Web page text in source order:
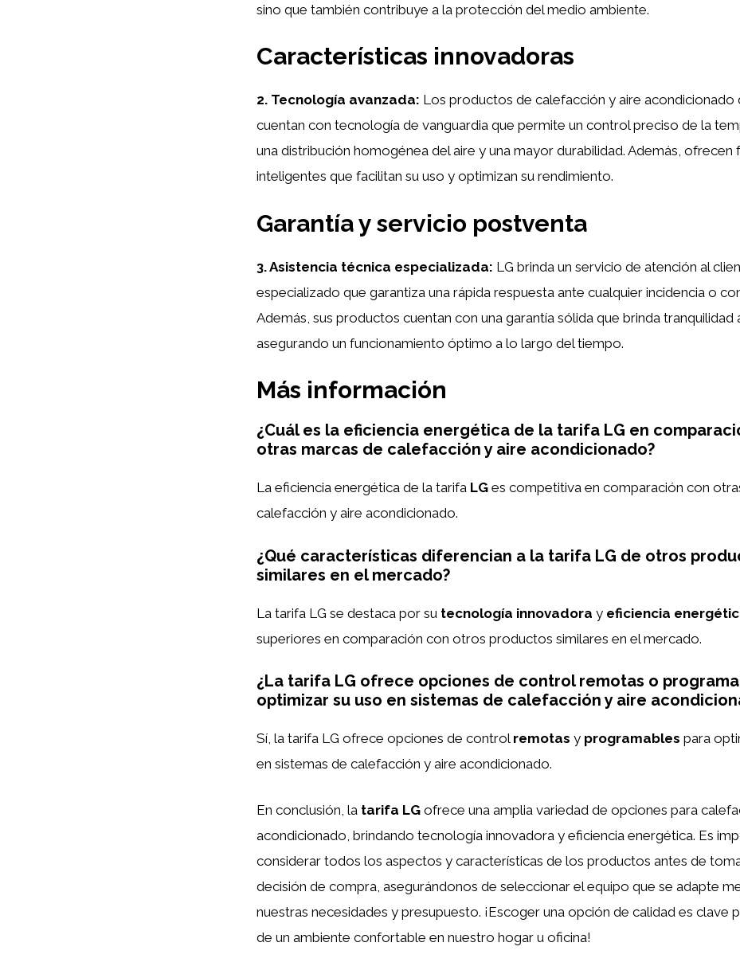
sino que también contribuye a la protección del medio ambiente.
Características innovadoras
2. Tecnología avanzada: Los productos de calefacción y aire acondicionado
cuentan con tecnología de vanguardia que permite un control preciso de la
una distribución homogénea del aire y una mayor durabilidad. Además, ofrecen
inteligentes que facilitan su uso y optimizan su rendimiento.
Garantía y servicio postventa
3. Asistencia técnica especializada: LG brinda un servicio de atención al
especializado que garantiza una rápida respuesta ante cualquier incidencia o
Además, sus productos cuentan con una garantía sólida que brinda tranquilidad
asegurando un funcionamiento óptimo a lo largo del tiempo.
Más información
¿Cuál es la eficiencia energética de la tarifa LG en
otras marcas de calefacción y aire acondicionado?
La eficiencia energética de la tarifa LG es competitiva en comparación con
calefacción y aire acondicionado.
¿Qué características diferencian a la tarifa LG de otros
similares en el mercado?
La tarifa LG se destaca por su tecnología innovadora y eficiencia
superiores en comparación con otros productos similares en el mercado.
¿La tarifa LG ofrece opciones de control remotas o
optimizar su uso en sistemas de calefacción y aire
Sí, la tarifa LG ofrece opciones de control remotas y programables para
en sistemas de calefacción y aire acondicionado.
En conclusión, la tarifa LG ofrece una amplia variedad de opciones para
acondicionado, brindando tecnología innovadora y eficiencia energética. Es
considerar todos los aspectos y características de los productos antes de
decisión de compra, asegurándonos de seleccionar el equipo que se adapte
nuestras necesidades y presupuesto. ¡Escoger una opción de calidad es clave
de un ambiente confortable en nuestro hogar u oficina!